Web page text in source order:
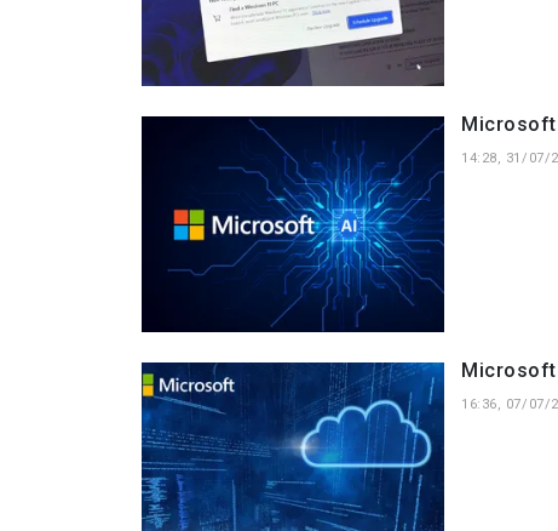
Microsoft
14:28, 31/07/
Microsoft
16:36, 07/07/